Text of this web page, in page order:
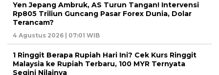
Yen Jepang Ambruk, AS Turun Tangan! Intervensi
Rp805 Triliun Guncang Pasar Forex Dunia, Dolar
Terancam?
4 Agustus 2026 | 07:01 WIB
1 Ringgit Berapa Rupiah Hari Ini? Cek Kurs Ringgit
Malaysia ke Rupiah Terbaru, 100 MYR Ternyata
Segini Nilainya